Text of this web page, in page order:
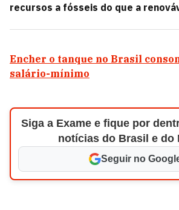
recursos a fósseis do que a
Encher o tanque no Brasil
salário-mínimo
Siga a Exame e fique por
notícias do Brasil e do
Seguir no